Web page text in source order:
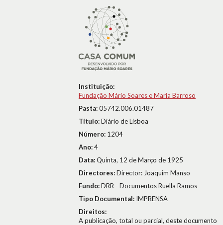
Instituição:
Fundação Mário Soares e Maria Barroso
Pasta:05742.006.01487
Título:Diário de Lisboa
Número: 1204
Ano:4
Data:Quinta, 12 de Março de 1925
Directores:Director: Joaquim Manso
Fundo:DRR - Documentos Ruella Ramos
Tipo Documental: IMPRENSA
Direitos:
A publicação, total ou parcial, deste documento